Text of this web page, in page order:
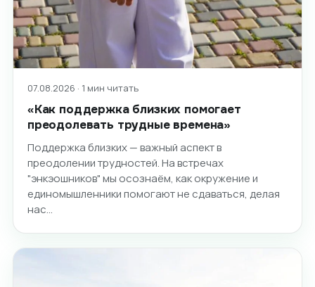
07.08.2026 · 1 мин читать
«Как поддержка близких помогает
преодолевать трудные времена»
Поддержка близких — важный аспект в
преодолении трудностей. На встречах
"энкэошников" мы осознаём, как окружение и
единомышленники помогают не сдаваться, делая
нас…